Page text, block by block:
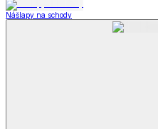
Nášlapy na schody